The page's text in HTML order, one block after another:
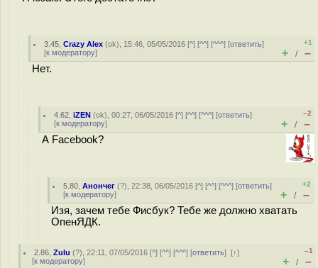
3.45 ,Crazy Alex (ok), 15:46, 05/05/2016 [^] [^^] [^^^] [ответить]
[к модератору]
+1
+ / –
Нет.
4.62 ,iZEN (ok), 00:27, 06/05/2016 [^] [^^] [^^^] [ответить]
[к модератору]
–2
+ / –
А Facebook?
5.80 ,Анончег (?), 22:38, 06/05/2016 [^] [^^] [^^^] [ответить]
[к модератору]
+2
+ / –
Изя, зачем тебе Фисбук? Тебе же должно хватать
ОпенЯДК.
2.86 ,Zulu (?), 22:11, 07/05/2016 [^] [^^] [^^^] [ответить][↑]
[к модератору]
–1
+ / –